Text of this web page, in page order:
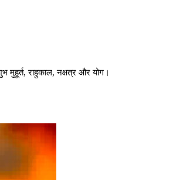
मुहूर्त, राहुकाल, नक्षत्र और योग।